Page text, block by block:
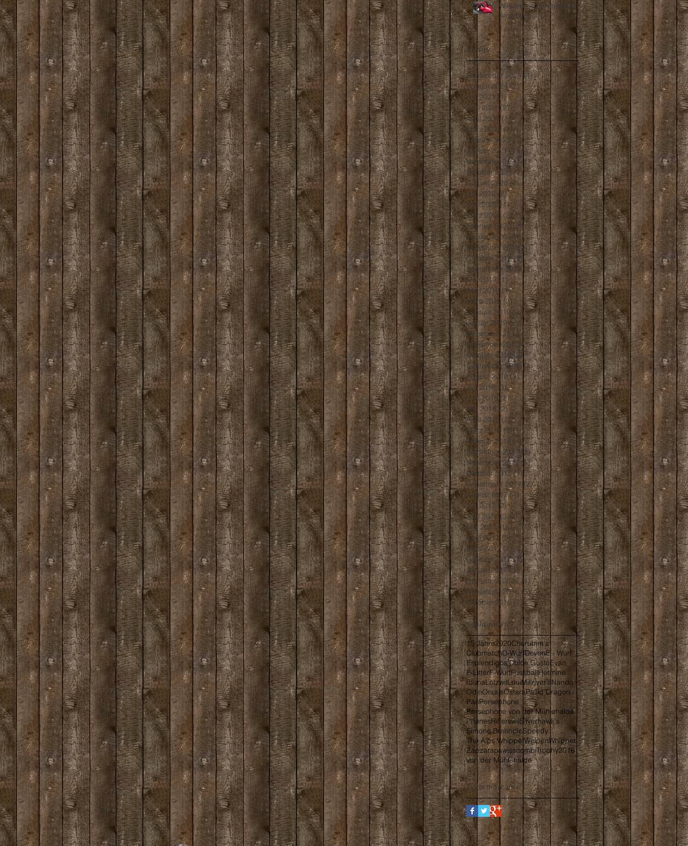
Willkommen Bregalia vom
Ameisriegel
Archiv
September 2024 (1)1 Beitrag
August 2024 (2)2 Beiträge
Juli 2021 (1)1 Beitrag
Juni 2021 (2)2 Beiträge
April 2021 (1)1 Beitrag
März 2021 (2)2 Beiträge
Februar 2021 (1)1 Beitrag
Januar 2021 (1)1 Beitrag
November 2020 (1)1 Beitrag
Oktober 2020 (2)2 Beiträge
August 2020 (2)2 Beiträge
Juli 2020 (2)2 Beiträge
Juni 2020 (1)1 Beitrag
März 2020 (2)2 Beiträge
Februar 2020 (2)2 Beiträge
Januar 2020 (4)4 Beiträge
Dezember 2019 (4)4 Beiträge
Oktober 2019 (1)1 Beitrag
September 2019 (1)1 Beitrag
Mai 2019 (1)1 Beitrag
April 2019 (1)1 Beitrag
März 2019 (3)3 Beiträge
Februar 2019 (3)3 Beiträge
Januar 2019 (2)2 Beiträge
Dezember 2018 (2)2 Beiträge
November 2018 (3)3 Beiträge
Oktober 2018 (3)3 Beiträge
September 2018 (4)4 Beiträge
August 2018 (3)3 Beiträge
Juli 2018 (3)3 Beiträge
Juni 2018 (2)2 Beiträge
Mai 2018 (2)2 Beiträge
April 2018 (2)2 Beiträge
März 2018 (5) 5 Beiträge
Februar 2018 (1)1 Beitrag
Dezember 2017 (1)1 Beitrag
November 2017 (5)5 Beiträge
Oktober 2017 (1)1 Beitrag
September 2017 (2)2 Beiträge
August 2017 (4)4 Beiträge
Juli 2017 (2)2 Beiträge
Juni 2017 (3)3 Beiträge
Mai 2017 (1)1 Beitrag
April 2017 (5)5 Beiträge
März 2017 (1)1 Beitrag
Februar 2017 (1)1 Beitrag
Januar 2017 (3)3 Beiträge
Dezember 2016 (5)5 Beiträge
November 2016 (5)5 Beiträge
Oktober 2016 (7)7 Beiträge
Schlagwörter
15 Jahre2020Cherubim's
ClubmatchD-WurfDevonE - Wurf
Esplendigos Dolce GustoEvan
F-LitterF-WurfFussballHermine
IdunaLotzwilLouiMillriver'sNando
OdinOnurisOstaraPallid Dragon
PanPersephone
Persephone von der Mühlehalde
PhanesRifferswilSilverhawk's
Simone BraendleSpeedy
The Alps WhippetWelpenWhippet
ZapzarapswisscombiTrophy2016
von der Mühlehalde
Folgen Sie uns!